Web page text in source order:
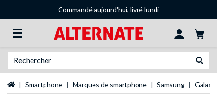
Commandé aujourd'hui, livré lundi
Page d'accueil
Smartphone Marques de smartphone Samsung Galaxy